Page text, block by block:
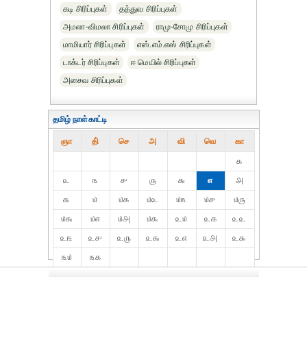
கடி சிரிப்புகள்
தத்துவ சிரிப்புகள்
அமலா-விமலா சிரிப்புகள்
ராமு-சோமு சிரிப்புகள்
மாமியார் சிரிப்புகள்
எஸ்.எம்.எஸ் சிரிப்புகள்
டாக்டர் சிரிப்புகள்
ஈ மெயில் சிரிப்புகள்
அசைவ சிரிப்புகள்
தமிழ் நாள்காட்டி
ஞா தி் செ அ வி வெ கா
௧
௨
௩ ௪ ௫ ௬ ௭
௮
௯
௰ ௰௧ ௰௨ ௰௩ ௰௪
௰௫
௰௬
௰௭ ௰௮ ௰௯ ௨௰ ௨௧
௨௨
௨௩
௨௪ ௨௫ ௨௬ ௨௭ ௨௮
௨௯
௩௰
௩௧